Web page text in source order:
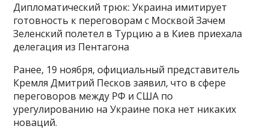
Дипломатический трюк: Украина имитирует
готовность к переговорам с Москвой Зачем
Зеленский полетел в Турцию а в Киев приехала
делегация из Пентагона
Ранее, 19 ноября, официальный представитель
Кремля Дмитрий Песков заявил, что в сфере
переговоров между РФ и США по
урегулированию на Украине пока нет никаких
новаций.